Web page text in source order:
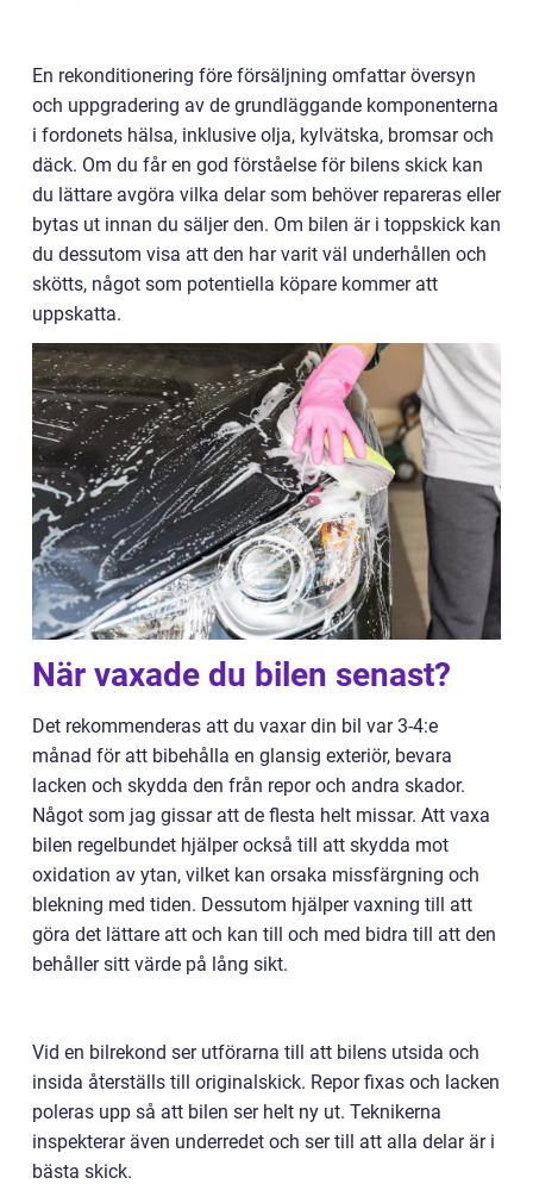
En rekonditionering före försäljning omfattar översyn
och uppgradering av de grundläggande komponenterna
i fordonets hälsa, inklusive olja, kylvätska, bromsar och
däck. Om du får en god förståelse för bilens skick kan
du lättare avgöra vilka delar som behöver repareras eller
bytas ut innan du säljer den. Om bilen är i toppskick kan
du dessutom visa att den har varit väl underhållen och
skötts, något som potentiella köpare kommer att
uppskatta.
När vaxade du bilen senast?
Det rekommenderas att du vaxar din bil var 3-4:e
månad för att bibehålla en glansig exteriör, bevara
lacken och skydda den från repor och andra skador.
Något som jag gissar att de flesta helt missar. Att vaxa
bilen regelbundet hjälper också till att skydda mot
oxidation av ytan, vilket kan orsaka missfärgning och
blekning med tiden. Dessutom hjälper vaxning till att
göra det lättare att och kan till och med bidra till att den
behåller sitt värde på lång sikt.
Vid en bilrekond ser utförarna till att bilens utsida och
insida återställs till originalskick. Repor fixas och lacken
poleras upp så att bilen ser helt ny ut. Teknikerna
inspekterar även underredet och ser till att alla delar är i
bästa skick.